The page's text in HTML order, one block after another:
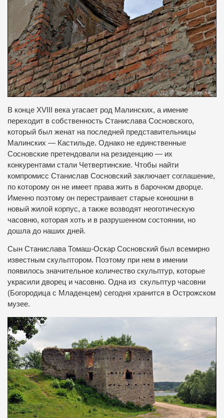
В конце XVIII века угасает род Малинских, а имение
переходит в собственность Станислава Сосновского,
который был женат на последней представительницы
Малинских — Кастильде. Однако не единственные
Сосновские претендовали на резиденцию — их
конкурентами стали Четвертинские. Чтобы найти
компромисс Станислав Сосновский заключает соглашение,
по которому он не имеет права жить в барочном дворце.
Именно поэтому он перестраивает старые конюшни в
новый жилой корпус, а также возводят неоготическую
часовню, которая хоть и в разрушенном состоянии, но
дошла до наших дней.
Сын Станислава Томаш-Оскар Сосновский был всемирно
известным скульптором. Поэтому при нем в имении
появилось значительное количество скульптур, которые
украсили дворец и часовню. Одна из скульптур часовни
(Богородица с Младенцем) сегодня хранится в Острожском
музее.